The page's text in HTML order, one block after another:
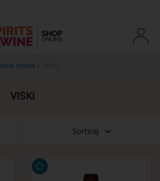
strana /
VISKI
Sortiraj